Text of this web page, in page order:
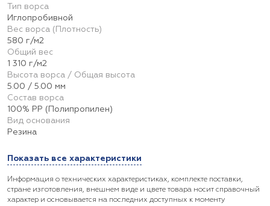
Тип ворса
Иглопробивной
Вес ворса (Плотность)
580 г/м2
Общий вес
1 310 г/м2
Высота ворса / Общая высота
5.00 / 5.00 мм
Состав ворса
100% PP (Полипропилен)
Вид основания
Резина
Показать все характеристики
Информация о технических характеристиках, комплекте поставки,
стране изготовления, внешнем виде и цвете товара носит справочный
характер и основывается на последних доступных к моменту